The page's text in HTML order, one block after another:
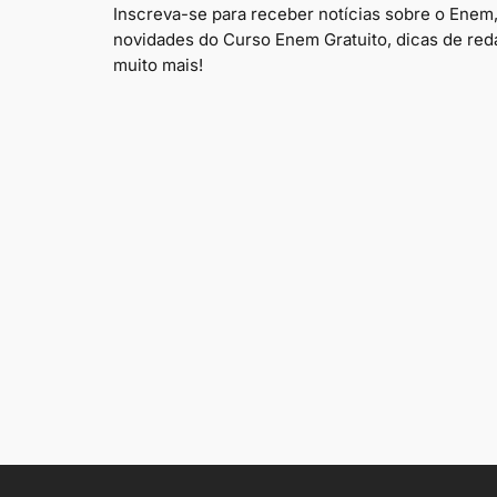
Inscreva-se para receber notícias sobre o Enem,
novidades do Curso Enem Gratuito, dicas de
muito mais!